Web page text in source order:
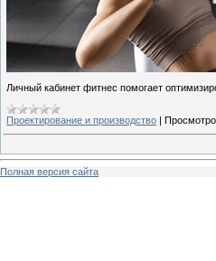
Личный кабинет фитнес помогает
Проектирование и производство
Полная версия сайта